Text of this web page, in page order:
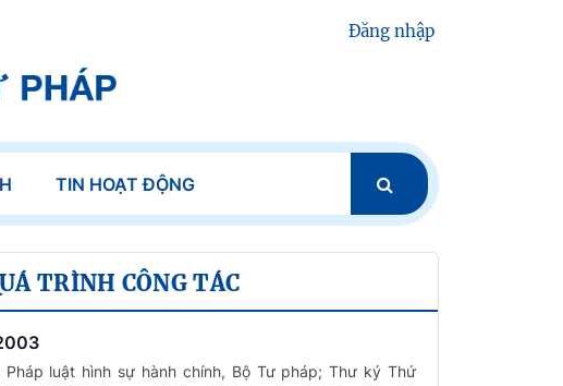
Đăng nhập
TIN HOẠT ĐỘNG
TRÌNH CÔNG TÁC
Pháp luật hình sự hành chính, Bộ Tư pháp; Thư ký Thứ